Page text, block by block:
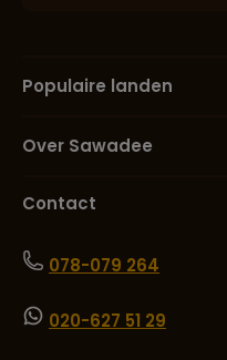
Populaire landen
Over Sawadee
Contact
078-079 264
020-627 51 29